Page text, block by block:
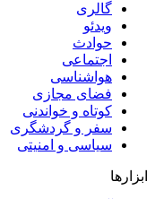
گالری
ویدئو
حوادث
اجتماعی
هواشناسی
فضای مجازی
کوتاه و خواندنی
سفر و گردشگری
سیاسی و امنیتی
ابزارها